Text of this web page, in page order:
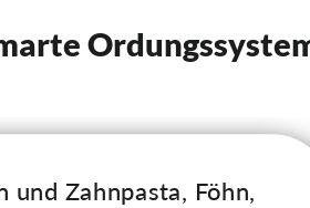
und Zahnpasta, Föhn,